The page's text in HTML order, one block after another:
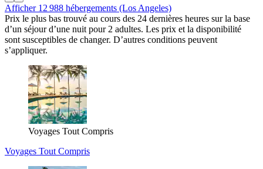
Afficher 12 988 hébergements (Los Angeles)
Prix le plus bas trouvé au cours des 24 dernières heures sur la base
d’un séjour d’une nuit pour 2 adultes. Les prix et la disponibilité
sont susceptibles de changer. D’autres conditions peuvent
s’appliquer.
Voyages Tout Compris
Voyages Tout Compris